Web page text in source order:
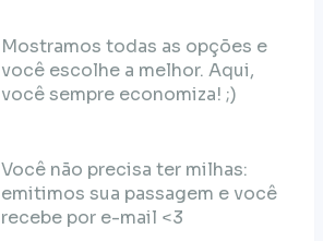
Mostramos todas as opções e
você escolhe a melhor. Aqui,
você sempre economiza! ;)
Você não precisa ter milhas:
emitimos sua passagem e você
recebe por e-mail <3